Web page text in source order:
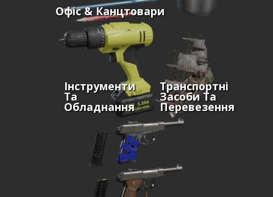
Офіс & Канцтовари
Інструменти
Та
Обладнання
Транспортні
Засоби Та
Перевезення